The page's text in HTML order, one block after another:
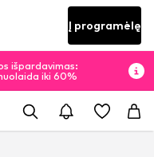
Į programėlę
išpardavimas:
iki 60%